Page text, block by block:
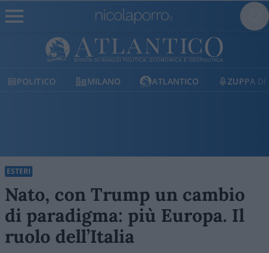
MILANO ATLANTICO ZUPPA DI PORRO
ESTERI
Nato, con Trump un cambio
di paradigma: più Europa. Il
ruolo dell’Italia